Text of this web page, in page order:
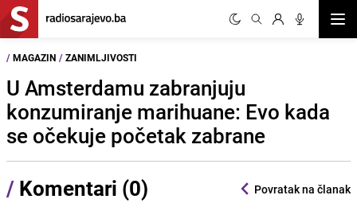
/ MAGAZIN / ZANIMLJIVOSTI
U Amsterdamu zabranjuju
konzumiranje marihuane: Evo kada
se očekuje početak zabrane
/ Komentari (0) Povratak na članak